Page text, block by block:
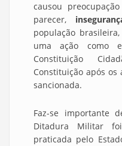
causou
parecer,
população
uma ação como
Constituição
Constituição após
sancionada.
Faz-se importante
Ditadura Militar
praticada pelo